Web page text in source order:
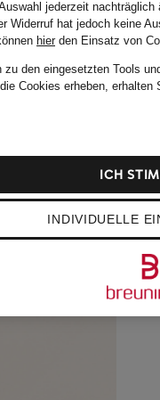
jederzeit
Widerruf hat jedoch keine
hierden Einsatz von
den eingesetzten Tools
Cookies erheben, erhalten
INDIVIDUELLE
ICH